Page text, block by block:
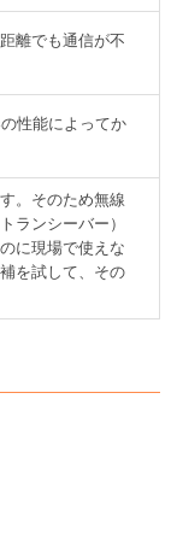
離でも通信が不
性能によってか
。そのため無線
ランシーバー）
に現場で使えな
を試して、その